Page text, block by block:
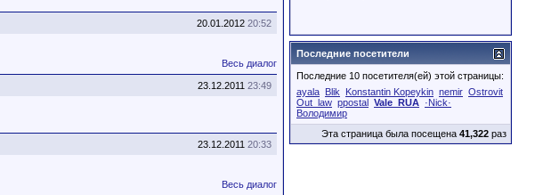
20.01.2012 20:52
Весь диалог
23.12.2011 23:49
23.12.2011 20:33
Весь диалог
Последние посетители
Последние 10 посетителя(ей) этой страницы:
ayala Blik Konstantin Kopeykin nemir Ostrovit
Out_law ppostal Vale_RUA ·Nick·
Володимир
Эта страница была посещена 41,322 раз